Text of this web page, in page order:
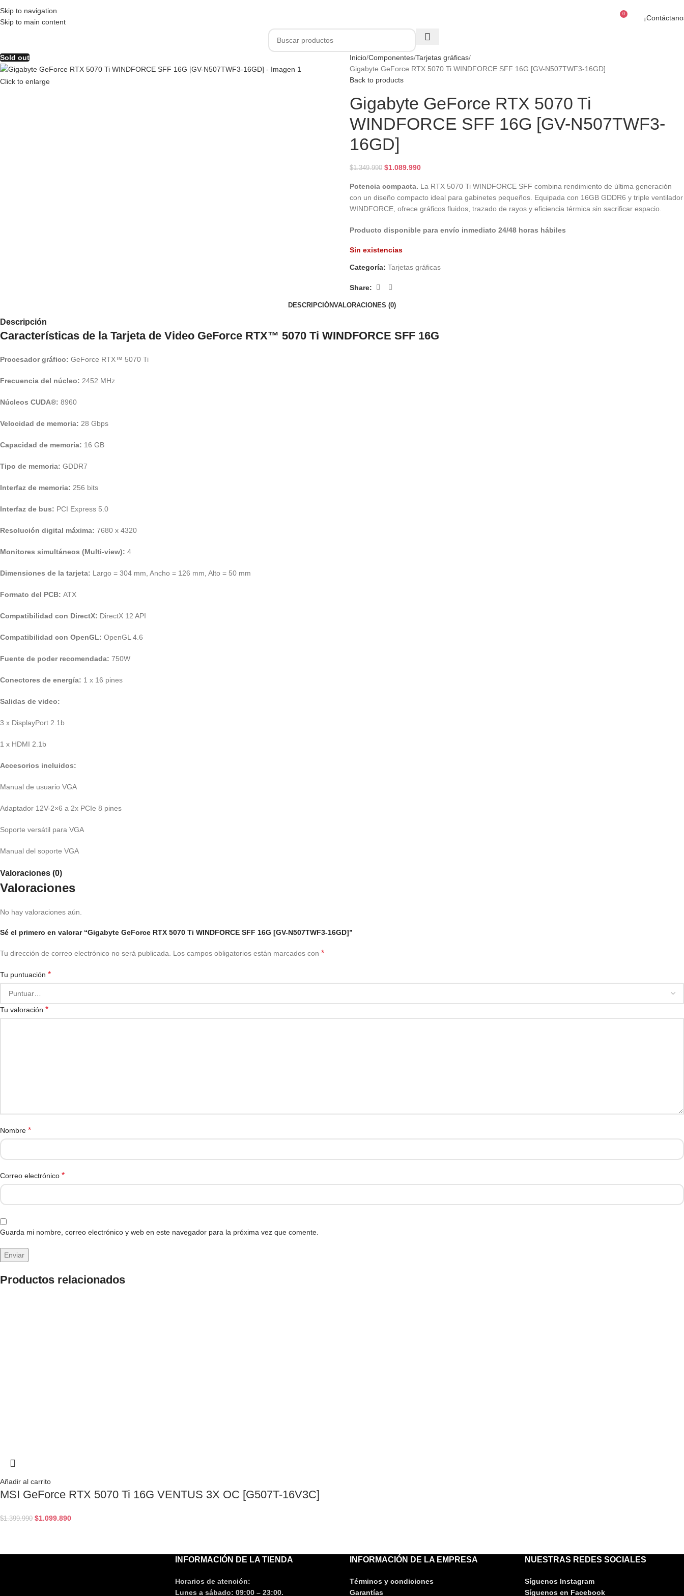
Skip to navigation
Skip to main content
0
Sold out
Click to enlarge
Inicio Componentes Tarjetas gráficas
Gigabyte GeForce RTX 5070 Ti WINDFORCE SFF 16G [GV-N507TWF3-16GD]
Back to products
Gigabyte GeForce RTX 5070 Ti
WINDFORCE SFF 16G [GV-N507TWF3-
16GD]
$1.349.990 $1.089.990
Potencia compacta. La RTX 5070 Ti WINDFORCE SFF combina rendimiento de última generación
con un diseño compacto ideal para gabinetes pequeños. Equipada con 16GB GDDR6 y triple ventilador
WINDFORCE, ofrece gráficos fluidos, trazado de rayos y eficiencia térmica sin sacrificar espacio.
Producto disponible para envío inmediato 24/48 horas hábiles
Sin existencias
Categoría: Tarjetas gráficas
Share:
DESCRIPCIÓNVALORACIONES (0)
Descripción
Características de la Tarjeta de Video GeForce RTX™ 5070 Ti WINDFORCE SFF 16G
Procesador gráfico: GeForce RTX™ 5070 Ti
Frecuencia del núcleo: 2452 MHz
Núcleos CUDA®: 8960
Velocidad de memoria: 28 Gbps
Capacidad de memoria: 16 GB
Tipo de memoria: GDDR7
Interfaz de memoria: 256 bits
Interfaz de bus: PCI Express 5.0
Resolución digital máxima: 7680 x 4320
Monitores simultáneos (Multi-view): 4
Dimensiones de la tarjeta: Largo = 304 mm, Ancho = 126 mm, Alto = 50 mm
Formato del PCB: ATX
Compatibilidad con DirectX: DirectX 12 API
Compatibilidad con OpenGL: OpenGL 4.6
Fuente de poder recomendada: 750W
Conectores de energía: 1 x 16 pines
Salidas de video:
3 x DisplayPort 2.1b
1 x HDMI 2.1b
Accesorios incluidos:
Manual de usuario VGA
Adaptador 12V-2×6 a 2x PCIe 8 pines
Soporte versátil para VGA
Manual del soporte VGA
Valoraciones (0)
Valoraciones
No hay valoraciones aún.
Sé el primero en valorar “Gigabyte GeForce RTX 5070 Ti WINDFORCE SFF 16G [GV-N507TWF3-16GD]”
Tu dirección de correo electrónico no será publicada. Los campos obligatorios están marcados con *
Tu puntuación *
Tu valoración *
Nombre *
Correo electrónico *
Guarda mi nombre, correo electrónico y web en este navegador para la próxima vez que comente.
Productos relacionados
Añadir al carrito
MSI GeForce RTX 5070 Ti 16G VENTUS 3X OC [G507T-16V3C]
$1.399.990 $1.099.890
INFORMACIÓN DE LA TIENDA
Horarios de atención:
Lunes a sábado: 09:00 – 23:00.
INFORMACIÓN DE LA EMPRESA
Términos y condiciones
Garantías
NUESTRAS REDES SOCIALES
Síguenos Instagram
Síguenos en Facebook